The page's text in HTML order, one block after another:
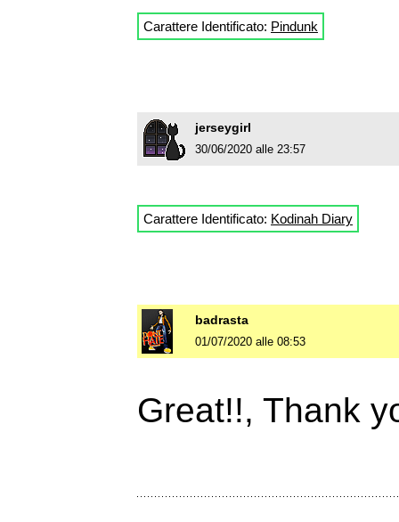
Carattere Identificato: Pindunk
jerseygirl
30/06/2020 alle 23:57
Carattere Identificato: Kodinah Diary
badrasta
01/07/2020 alle 08:53
Great!!, Thank